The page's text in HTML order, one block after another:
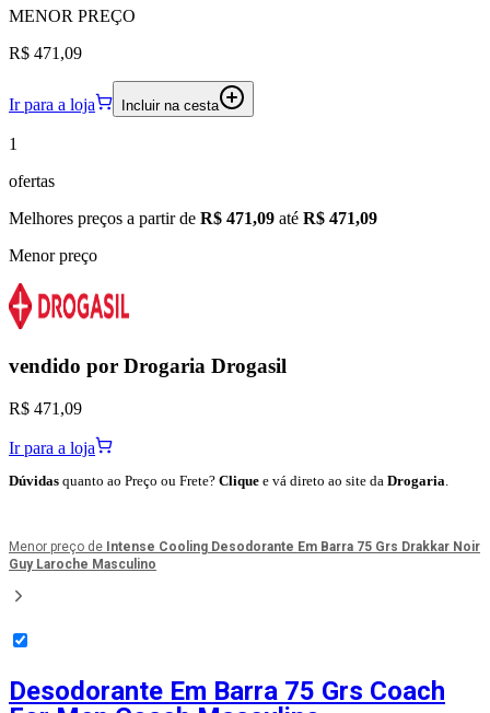
MENOR PREÇO
R$ 471,09
Ir para a loja Incluir na cesta
1
ofertas
Melhores preços a partir de R$ 471,09 até R$ 471,09
Menor preço
vendido por Drogaria Drogasil
R$ 471,09
Ir para a loja
Dúvidas quanto ao Preço ou Frete? Clique e vá direto ao site da Drogaria.
Menor preço de Intense Cooling Desodorante Em Barra 75 Grs Drakkar Noir
Guy Laroche Masculino
Desodorante Em Barra 75 Grs Coach